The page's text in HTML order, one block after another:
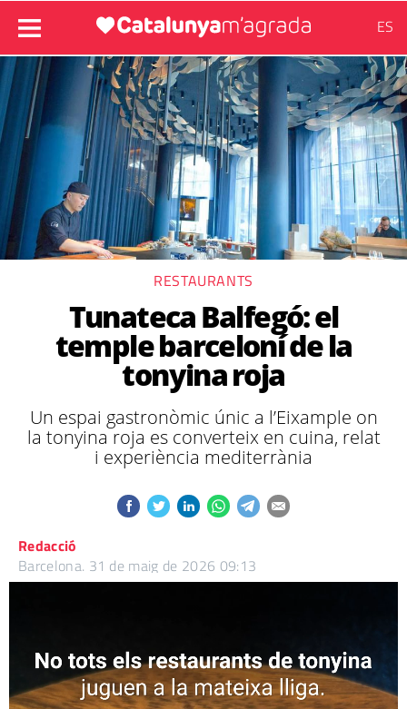
ES
RESTAURANTS
Tunateca Balfegó: el
temple barceloní de la
tonyina roja
Un espai gastronòmic únic a l’Eixample on
la tonyina roja es converteix en cuina, relat
i experiència mediterrània
Redacció
Barcelona. 31 de maig de 2026 09:13